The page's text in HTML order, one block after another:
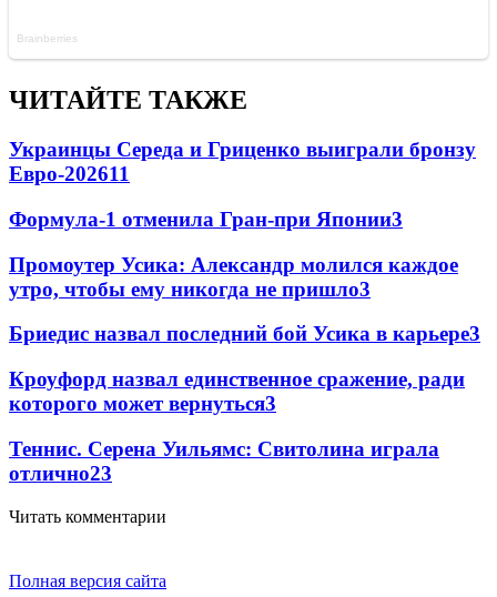
ЧИТАЙТЕ ТАКЖЕ
Украинцы Середа и Гриценко выиграли бронзу
Евро-202611
Формула-1 отменила Гран-при Японии3
Промоутер Усика: Александр молился каждое
утро, чтобы ему никогда не пришло3
Бриедис назвал последний бой Усика в карьере3
Кроуфорд назвал единственное сражение, ради
которого может вернуться3
Теннис. Серена Уильямс: Свитолина играла
отлично23
Читать комментарии
Полная версия сайта